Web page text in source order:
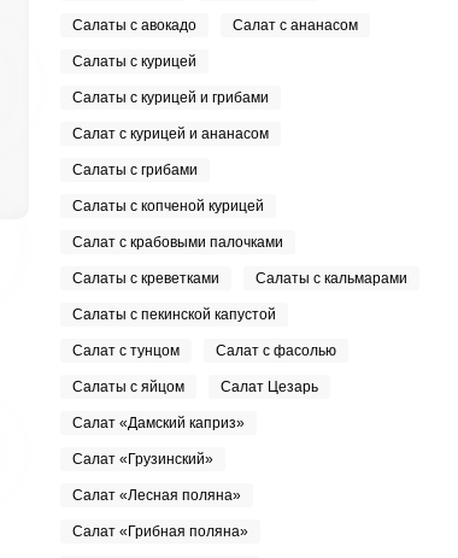
Салаты с авокадо Салат с ананасом
Салаты с курицей
Салаты с курицей и грибами
Салат с курицей и ананасом
Салаты с грибами
Салаты с копченой курицей
Салат с крабовыми палочками
Салаты с креветками Салаты с кальмарами
Салаты с пекинской капустой
Салат с тунцом Салат с фасолью
Салаты с яйцом Салат Цезарь
Салат «Дамский каприз»
Салат «Грузинский»
Салат «Лесная поляна»
Салат «Грибная поляна»